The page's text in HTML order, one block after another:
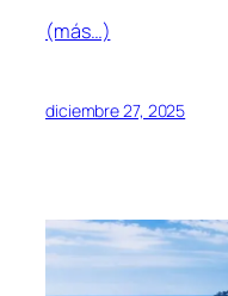
(más…)
diciembre 27, 2025